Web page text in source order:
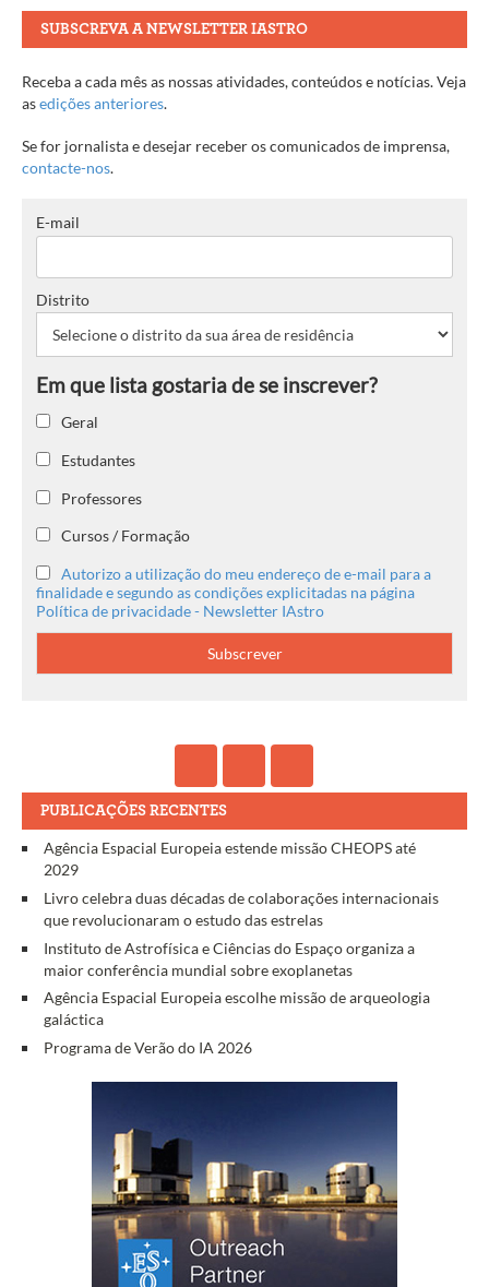
SUBSCREVA A NEWSLETTER IASTRO
Receba a cada mês as nossas atividades, conteúdos e notícias. Veja
asedições anteriores.
Se for jornalista e desejar receber os comunicados de imprensa,
contacte-nos.
E-mail
Distrito
Geral
Estudantes
Professores
Cursos / Formação
Autorizo a utilização do meu endereço de e-mail para a
finalidade e segundo as condições explicitadas na página
Política de privacidade - Newsletter IAstro
PUBLICAÇÕES RECENTES
Agência Espacial Europeia estende missão CHEOPS até
2029
Livro celebra duas décadas de colaborações internacionais
que revolucionaram o estudo das estrelas
Instituto de Astrofísica e Ciências do Espaço organiza a
maior conferência mundial sobre exoplanetas
Agência Espacial Europeia escolhe missão de arqueologia
galáctica
Programa de Verão do IA 2026